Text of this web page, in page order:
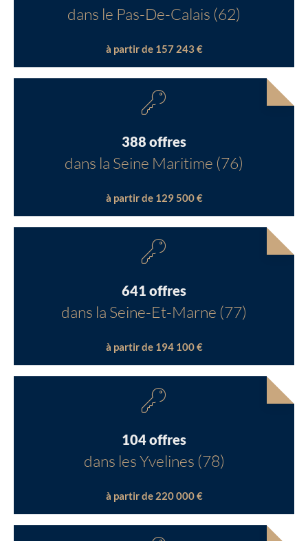
dans le Pas-De-Calais (62)
à partir de 157 243 €
388 offres
dans la Seine Maritime (76)
à partir de 129 500 €
641 offres
dans la Seine-Et-Marne (77)
à partir de 194 100 €
104 offres
dans les Yvelines (78)
à partir de 220 000 €